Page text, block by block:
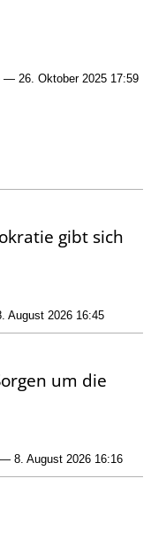
— 26. Oktober 2025 17:59
gibt sich
August 2026 16:45
um die
8. August 2026 16:16